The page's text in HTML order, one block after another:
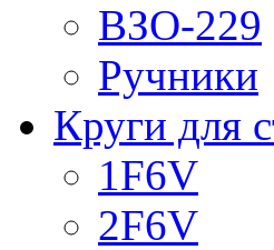
ВЗО-229
Ручники
Круги для
1F6V
2F6V